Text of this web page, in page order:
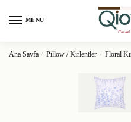
MENU
Ana Sayfa / Pillow / Kırlentler / Floral